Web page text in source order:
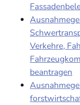
Verkehre,
beantragen